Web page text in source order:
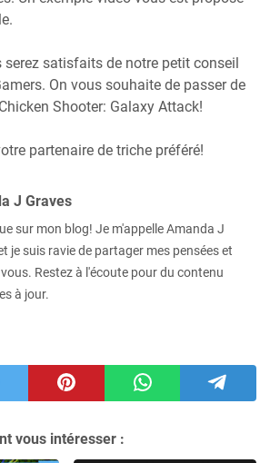
serez satisfaits de notre petit conseil
On vous souhaite de passer de
Shooter: Galaxy Attack!
partenaire de triche préféré!
J Graves
sur mon blog! Je m'appelle Amanda J
je suis ravie de partager mes pensées et
Restez à l'écoute pour du contenu
à jour.
vous intéresser :